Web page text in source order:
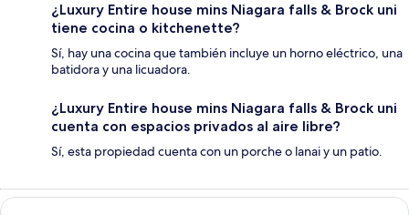
¿Luxury Entire house mins Niagara falls & Brock uni
tiene cocina o kitchenette?
Sí, hay una cocina que también incluye un horno eléctrico, una
batidora y una licuadora.
¿Luxury Entire house mins Niagara falls & Brock uni
cuenta con espacios privados al aire libre?
Sí, esta propiedad cuenta con un porche o lanai y un patio.